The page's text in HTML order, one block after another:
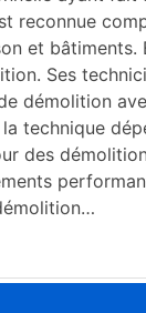
reconnue
et bâtiments.
Ses
démolition
technique
des